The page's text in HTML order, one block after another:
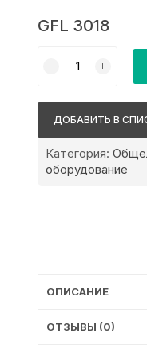
GFL 3018
товара
ДОБАВИТЬ В
Категория:
оборудование
ОПИСАНИЕ
ОТЗЫВЫ (0)